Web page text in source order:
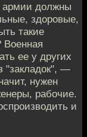
армии должны
здоровые,
такие
ее у других
"закладок", —
нужен
рабочие.
и